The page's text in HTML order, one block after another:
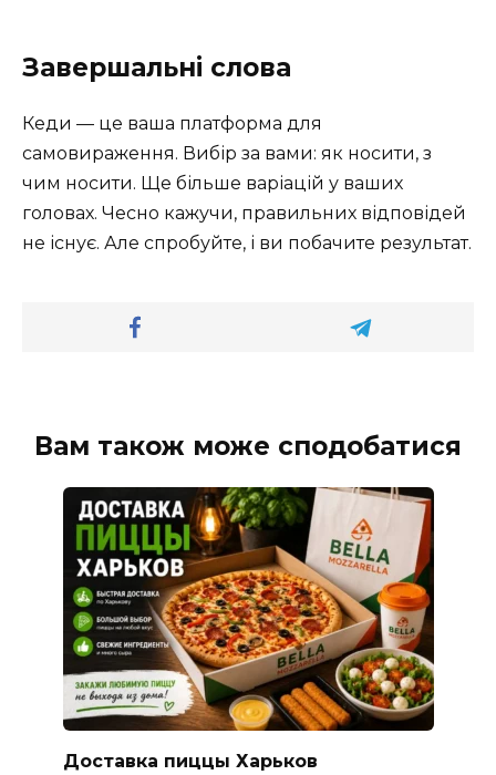
Завершальні слова
Кеди — це ваша платформа для
самовираження. Вибір за вами: як носити, з
чим носити. Ще більше варіацій у ваших
головах. Чесно кажучи, правильних відповідей
не існує. Але спробуйте, і ви побачите результат.
Вам також може сподобатися
Доставка пиццы Харьков